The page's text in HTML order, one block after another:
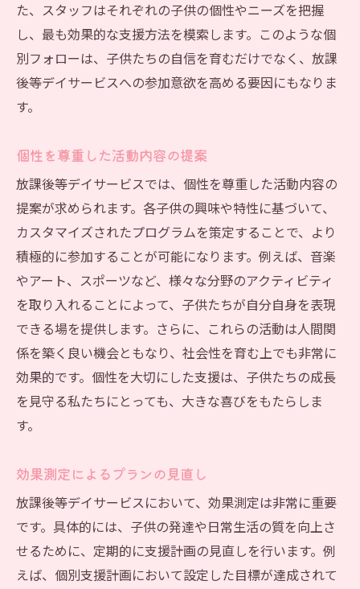
た、スタッフはそれぞれの子供の個性やニーズを把握
し、最も効果的な支援方法を模索します。このような個
別フォローは、子供たちの自信を育むだけでなく、放課
後等デイサービスへの参加意欲を高める要因にもなりま
す。
個性を尊重した活動内容の提案
放課後等デイサービスでは、個性を尊重した活動内容の
提案が求められます。各子供の興味や特性に基づいて、
カスタマイズされたプログラムを策定することで、より
積極的に参加することが可能になります。例えば、音楽
やアート、スポーツなど、様々な分野のアクティビティ
を取り入れることによって、子供たちが自分自身を表現
できる場を提供します。さらに、これらの活動は人間関
係を築く良い機会ともなり、社会性を育む上でも非常に
効果的です。個性を大切にした支援は、子供たちの成長
を見守る私たちにとっても、大きな喜びをもたらしま
す。
効果測定によるプランの見直し
放課後等デイサービスにおいて、効果測定は非常に重要
です。具体的には、子供の発達や日常生活の質を向上さ
せるために、定期的に支援計画の見直しを行います。例
えば、個別支援計画において設定した目標が達成されて